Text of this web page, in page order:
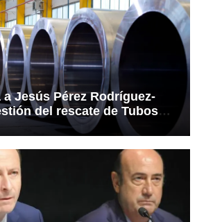
a Jesús Pérez Rodríguez-
del rescate de Tubos